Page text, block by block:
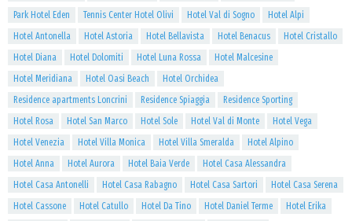
Park Hotel Eden
Tennis Center Hotel Olivi Hotel Val di Sogno
Hotel Alpi
Hotel Antonella
Hotel Astoria Hotel Bellavista Hotel Benacus
Hotel Cristallo
Hotel Diana
Hotel Dolomiti Hotel Luna Rossa
Hotel Malcesine
Hotel Meridiana
Hotel Oasi Beach
Hotel Orchidea
Residence apartments Loncrini
Residence Spiaggia
Residence Sporting
Hotel Rosa
Hotel San Marco Hotel Sole Hotel Val di Monte
Hotel Vega
Hotel Venezia
Hotel Villa Monica Hotel Villa Smeralda
Hotel Alpino
Hotel Anna
Hotel Aurora Hotel Baia Verde
Hotel Casa Alessandra
Hotel Casa Antonelli
Hotel Casa Rabagno Hotel Casa Sartori
Hotel Casa Serena
Hotel Cassone
Hotel Catullo Hotel Da Tino Hotel Daniel Terme
Hotel Erika